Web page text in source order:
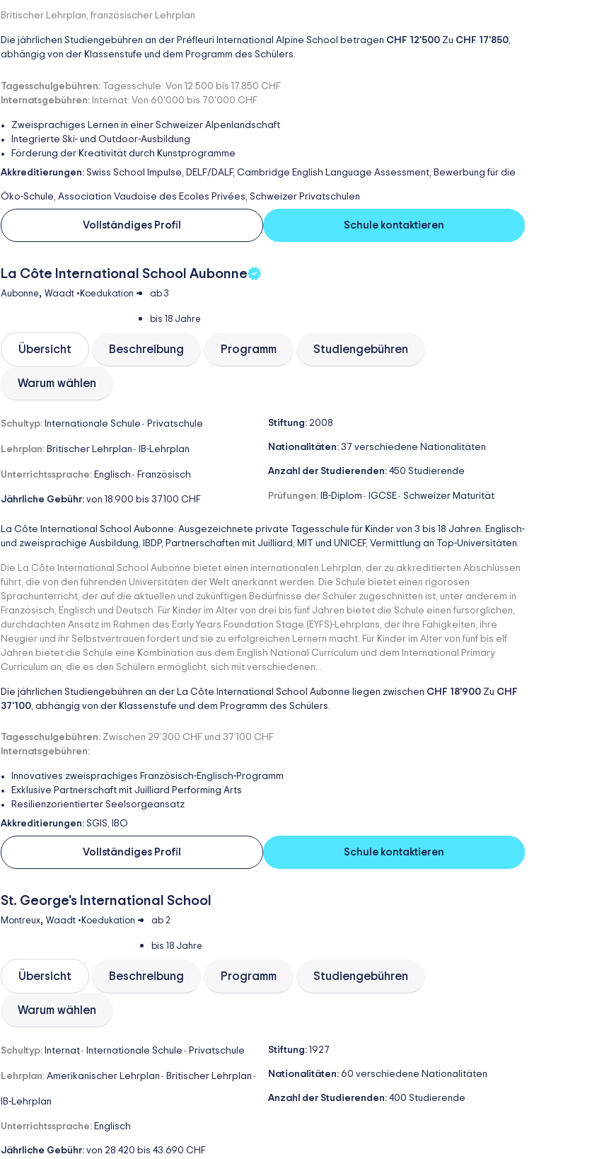
Britischer Lehrplan, französischer Lehrplan
Die jährlichen Studiengebühren an der Préfleuri International Alpine School betragen CHF 12'500 Zu CHF 17'850,
abhängig von der Klassenstufe und dem Programm des Schülers.
Tagesschulgebühren: Tagesschule: Von 12.500 bis 17.850 CHF
Internatsgebühren: Internat: Von 60'000 bis 70'000 CHF
Zweisprachiges Lernen in einer Schweizer Alpenlandschaft
Integrierte Ski- und Outdoor-Ausbildung
Förderung der Kreativität durch Kunstprogramme
Akkreditierungen: Swiss School Impulse, DELF/DALF, Cambridge English Language Assessment, Bewerbung für die
Öko-Schule, Association Vaudoise des Ecoles Privées, Schweizer Privatschulen
Vollständiges Profil Schule kontaktieren
La Côte International School Aubonne
Aubonne, Waadt • Koedukation • ab 3
bis 18 Jahre
Übersicht Beschreibung Programm Studiengebühren
Warum wählen
Schultyp: Internationale Schule - Privatschule
Lehrplan: Britischer Lehrplan - IB-Lehrplan
Unterrichtssprache: Englisch - Französisch
Jährliche Gebühr: von 18.900 bis 37.100 CHF
Stiftung: 2008
Nationalitäten: 37 verschiedene Nationalitäten
Anzahl der Studierenden: 450 Studierende
Prüfungen: IB-Diplom - IGCSE - Schweizer Maturität
La Côte International School Aubonne: Ausgezeichnete private Tagesschule für Kinder von 3 bis 18 Jahren. Englisch-
und zweisprachige Ausbildung, IBDP, Partnerschaften mit Juilliard, MIT und UNICEF, Vermittlung an Top-Universitäten.
Die La Côte International School Aubonne bietet einen internationalen Lehrplan, der zu akkreditierten Abschlüssen
führt, die von den führenden Universitäten der Welt anerkannt werden. Die Schule bietet einen rigorosen
Sprachunterricht, der auf die aktuellen und zukünftigen Bedürfnisse der Schüler zugeschnitten ist, unter anderem in
Französisch, Englisch und Deutsch. Für Kinder im Alter von drei bis fünf Jahren bietet die Schule einen fürsorglichen,
durchdachten Ansatz im Rahmen des Early Years Foundation Stage (EYFS)-Lehrplans, der ihre Fähigkeiten, ihre
Neugier und ihr Selbstvertrauen fördert und sie zu erfolgreichen Lernern macht. Für Kinder im Alter von fünf bis elf
Jahren bietet die Schule eine Kombination aus dem English National Curriculum und dem International Primary
Curriculum an, die es den Schülern ermöglicht, sich mit verschiedenen...
Die jährlichen Studiengebühren an der La Côte International School Aubonne liegen zwischen CHF 18'900 Zu CHF
37'100 , abhängig von der Klassenstufe und dem Programm des Schülers.
Tagesschulgebühren: Zwischen 29’300 CHF und 37’100 CHF
Internatsgebühren:
Innovatives zweisprachiges Französisch-Englisch-Programm
Exklusive Partnerschaft mit Juilliard Performing Arts
Resilienzorientierter Seelsorgeansatz
Akkreditierungen: SGIS, IBO
Vollständiges Profil Schule kontaktieren
St. George's International School
Montreux, Waadt • Koedukation • ab 2
bis 18 Jahre
Übersicht Beschreibung Programm Studiengebühren
Warum wählen
Schultyp: Internat - Internationale Schule - Privatschule
Lehrplan: Amerikanischer Lehrplan - Britischer Lehrplan -
IB-Lehrplan
Unterrichtssprache: Englisch
Jährliche Gebühr: von 28.420 bis 43.690 CHF
Stiftung: 1927
Nationalitäten: 60 verschiedene Nationalitäten
Anzahl der Studierenden: 400 Studierende